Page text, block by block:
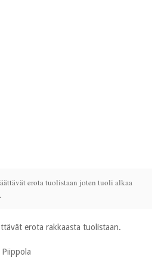
erota tuolistaan joten tuoli alkaa
erota rakkaasta tuolistaan.
Piippola